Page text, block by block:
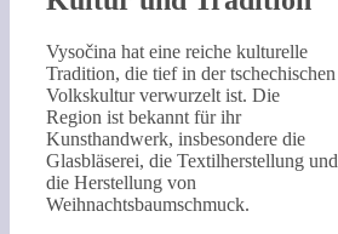
Vysočina hat eine reiche kulturelle
Tradition, die tief in der tschechischen
Volkskultur verwurzelt ist. Die
Region ist bekannt für ihr
Kunsthandwerk, insbesondere die
Glasbläserei, die Textilherstellung und
die Herstellung von
Weihnachtsbaumschmuck.